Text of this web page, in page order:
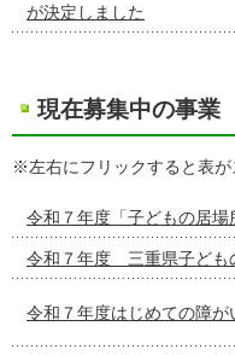
が決定しました
現在募集中の事業
※左右にフリックすると表が
令和７年度「子どもの居
令和７年度 三重県子ども
令和７年度はじめての障